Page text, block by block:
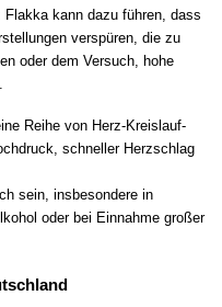
Flakka kann dazu führen, dass
verspüren, die zu
oder dem Versuch, hohe
Reihe von Herz-Kreislauf-
schneller Herzschlag
sein, insbesondere in
oder bei Einnahme großer